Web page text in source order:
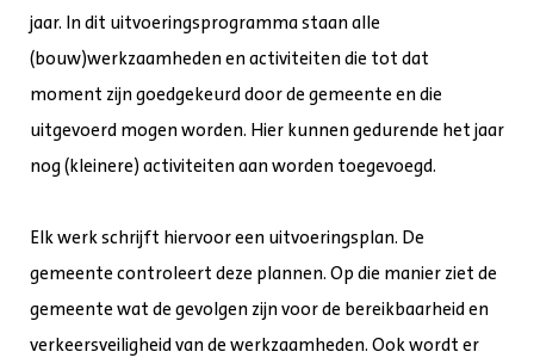
jaar. In dit uitvoeringsprogramma staan alle
(bouw)werkzaamheden en activiteiten die tot dat
moment zijn goedgekeurd door de gemeente en die
uitgevoerd mogen worden. Hier kunnen gedurende het jaar
nog (kleinere) activiteiten aan worden toegevoegd.
Elk werk schrijft hiervoor een uitvoeringsplan. De
gemeente controleert deze plannen. Op die manier ziet de
gemeente wat de gevolgen zijn voor de bereikbaarheid en
verkeersveiligheid van de werkzaamheden. Ook wordt er